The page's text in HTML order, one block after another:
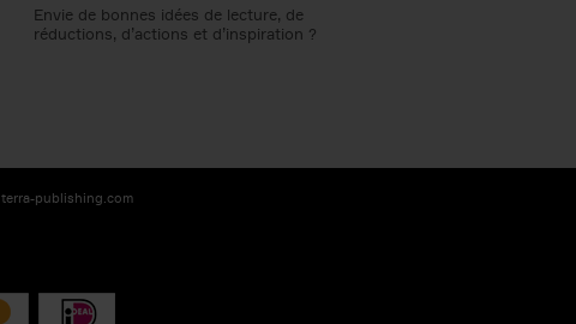
Envie de bonnes idées de lecture, de
réductions, d’actions et d’inspiration ?
terra-publishing.com